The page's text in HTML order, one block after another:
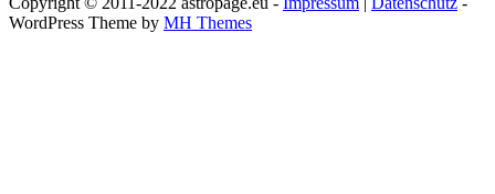
WordPress Theme by MH Themes